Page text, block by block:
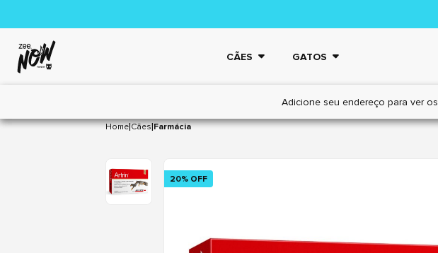
CÃES GATOS
Adicione seu endereço para ver os
Home|Cães|Farmácia
20% OFF